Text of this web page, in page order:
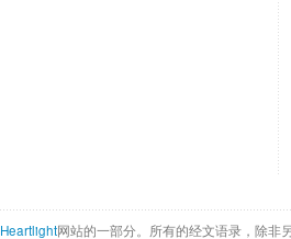
Heartlight网站的一部分。所有的经文语录，除非